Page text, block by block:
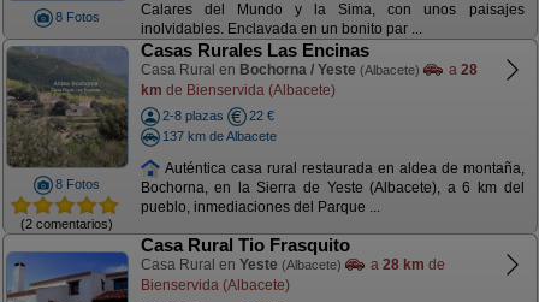
8 Fotos
Calares del Mundo y la Sima, con unos paisajes
inolvidables. Enclavada en un bonito par ...
8 Fotos
(2 comentarios)
Casas Rurales Las Encinas
Casa Rural en Bochorna / Yeste (Albacete) a 28
km de Bienservida (Albacete)
2-8 plazas
22 €
137 km de Albacete
Auténtica casa rural restaurada en aldea de montaña,
Bochorna, en la Sierra de Yeste (Albacete), a 6 km del
pueblo, inmediaciones del Parque ...
Casa Rural Tio Frasquito
Casa Rural en Yeste (Albacete) a 28 km de
Bienservida (Albacete)